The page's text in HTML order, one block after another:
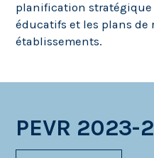
planification stratégique
éducatifs et les plans de
établissements.
PEVR 2023-